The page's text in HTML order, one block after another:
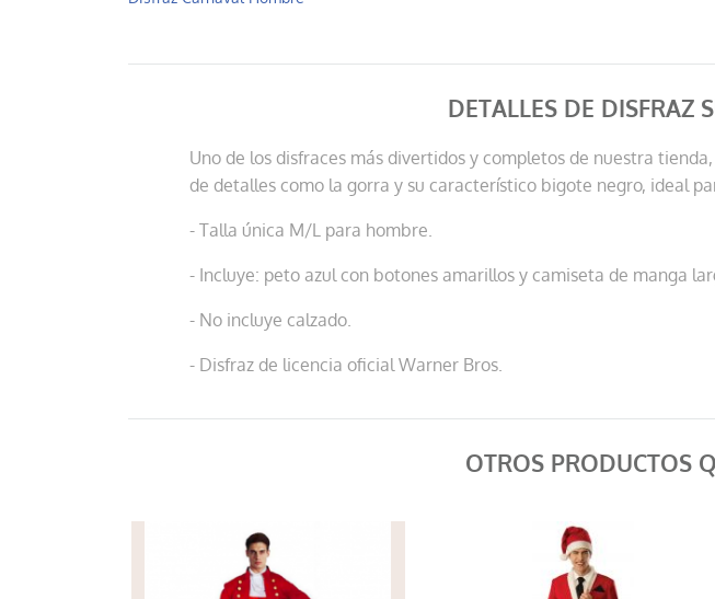
DETALLES DE DISFRAZ
Uno de los disfraces más divertidos y completos de nuestra
de detalles como la gorra y su característico bigote negro, ideal
- Talla única M/L para hombre.
- Incluye: peto azul con botones amarillos y camiseta de manga
- No incluye calzado.
- Disfraz de licencia oficial Warner Bros.
OTROS PRODUCTOS